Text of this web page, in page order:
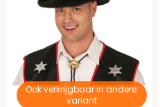
Ook verkrijgbaar in andere:
variant